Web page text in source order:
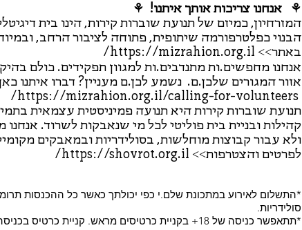
⚘ אנחנו צריכות אותך איתנו! ⚘
המזרחיון, כמיזם של תנועת שוברות קירות, הינו בית
הבנוי כפלטרפורמה שיתופית, פתוחה לציבור הרחב,
באתר>> https://mizrahion.org.il/
אנחנו מחפשים.ות מתנדבים.ות למגוון תפקידים. כולם
אזור המגורים שלכן.ם. נשמע לכן.ם מעניין? דברו איתנו
https://mizrahion.org.il/calling-for-volunteers/
תנועת שוברות קירות היא תנועה פמיניסטית עצמאית
קהילות ובניית בית פוליטי לכל מי שנאבקות לשרוד.
ולא עבור קבוצות מוחלשות, בסולידריות ובמאבקים
לפרטים והצטרפות>> https://shovrot.org.il/
*התשלום לאירוע במתכונת שלם.י כפי יכולתך כאשר כל ההכנסות
סולידריות.